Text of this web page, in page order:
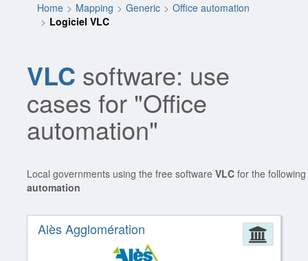
Home Mapping Generic
Office automation
Logiciel VLC
VLC software: use
cases for "Office
automation"
Local governments using the free softwareVLC for the
automation
Alès Agglomération